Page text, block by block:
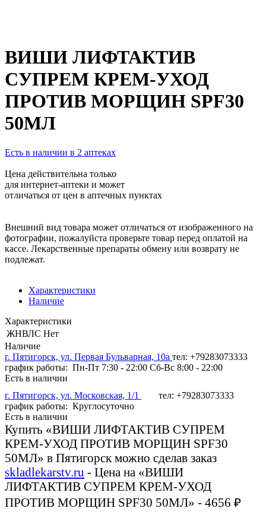
ВИШИ ЛИФТАКТИВ
СУПРЕМ КРЕМ-УХОД
ПРОТИВ МОРЩИН SPF30
50МЛ
Есть в наличии в 2 аптеках
Цена действительна только
для интернет-аптеки и может
отличаться от цен в аптечных пунктах
Внешний вид товара может отличаться от изображенного на
фотографии, пожалуйста проверьте товар перед оплатой на
кассе. Лекарственные препараты обмену или возврату не
подлежат.
Характеристики
Наличие
Характеристики
ЖНВЛС Нет
Наличие
г. Пятигорск, ул. Первая Бульварная, 10а тел: +79283073333
график работы: Пн-Пт 7:30 - 22:00 Сб-Вс 8:00 - 22:00
Есть в наличии
г. Пятигорск, ул. Московская, 1/1
тел: +79283073333
график работы: Круглосуточно
Есть в наличии
Купить «ВИШИ ЛИФТАКТИВ СУПРЕМ
КРЕМ-УХОД ПРОТИВ МОРЩИН SPF30
50МЛ» в Пятигорск можно сделав заказ
skladlekarstv.ru - Цена на «ВИШИ
ЛИФТАКТИВ СУПРЕМ КРЕМ-УХОД
ПРОТИВ МОРЩИН SPF30 50МЛ» - 4656 ₽